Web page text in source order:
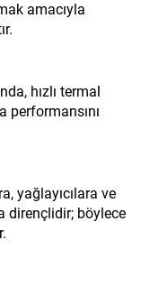
amacıyla
hızlı termal
performansını
yağlayıcılara ve
dirençlidir; böylece